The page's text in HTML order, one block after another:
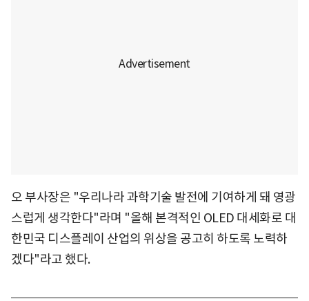
오 부사장은 "우리나라 과학기술 발전에 기여하게 돼 영광
스럽게 생각한다"라며 "올해 본격적인 OLED 대세화로 대
한민국 디스플레이 산업의 위상을 공고히 하도록 노력하
겠다"라고 했다.